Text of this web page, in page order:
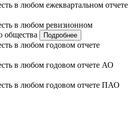
в любом ежеквартальном отчете
в любом ревизионном
общества
Подробнее
в любом годовом отчете
в любом годовом отчете АО
в любом годовом отчете ПАО